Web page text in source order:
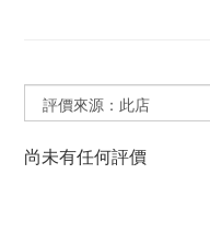
尚未有任何評價